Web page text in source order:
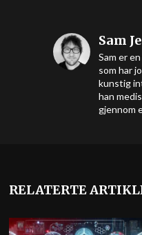
Sam
Sam er
som har
kunstig
han
gjennom
RELATERTE